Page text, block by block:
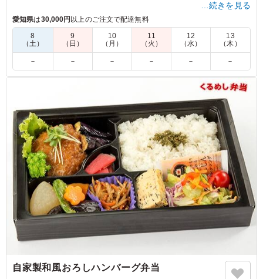
株式会社クリックス
ひれかつと鮭という、ある意味王道で新鮮味は無いのです
味しさでした。 どちらかというと若い世代に人気のよう
でした。お弁当で食べる鮭って本当に格別だと思います。
ご利用シーン：ロケ・撮影›ロケ
静岡県磐田市新貝2022/10/26
…続きを見る
愛知県は30,000円 以上のご注文で配達無料
8
（土）
9
（日）
10
（月）
11
（火）
12
（水）
13
（木）
－ － － － － －
自家製和風おろしハンバーグ弁当